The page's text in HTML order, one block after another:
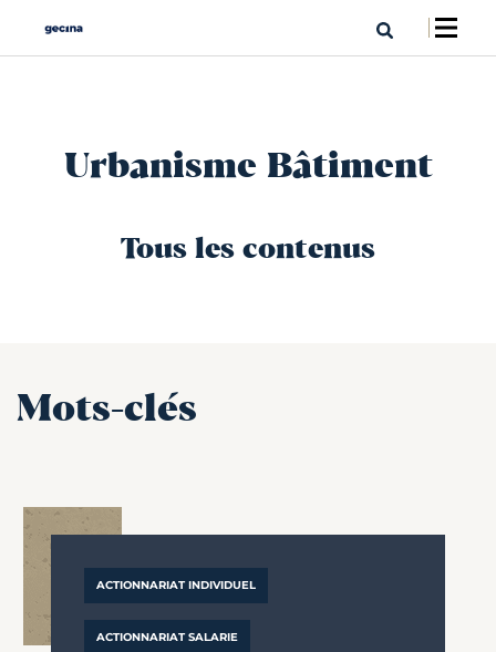
Urbanisme Bâtiment
Tous les contenus
Mots-clés
ACTIONNARIAT INDIVIDUEL
ACTIONNARIAT SALARIE